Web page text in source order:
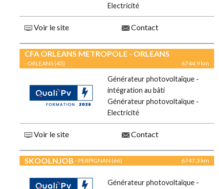
Electricité
Voir le site Contact
CFA ORLEANS METROPOLE - ORLEANS
- ORLEANS (45) 6744.9 km
Générateur photovoltaïque -
intégration au bâti
Générateur photovoltaïque -
Electricité
Voir le site Contact
SKOOLNJOB - PERPIGNAN (66) 6747.3 km
Générateur photovoltaïque -